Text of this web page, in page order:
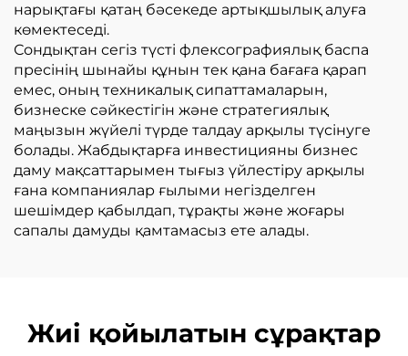
нарықтағы қатаң бәсекеде артықшылық алуға
көмектеседі.
Сондықтан сегіз түсті флексографиялық баспа
пресінің шынайы құнын тек қана бағаға қарап
емес, оның техникалық сипаттамаларын,
бизнеске сәйкестігін және стратегиялық
маңызын жүйелі түрде талдау арқылы түсінуге
болады. Жабдықтарға инвестицияны бизнес
даму мақсаттарымен тығыз үйлестіру арқылы
ғана компаниялар ғылыми негізделген
шешімдер қабылдап, тұрақты және жоғары
сапалы дамуды қамтамасыз ете алады.
Жиі қойылатын сұрақтар